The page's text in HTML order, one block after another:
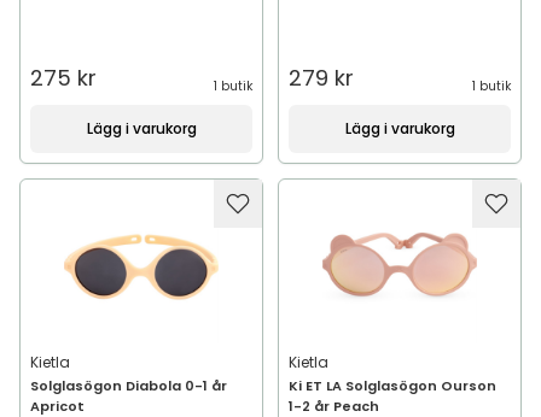
275 kr 1 butik
Lägg i varukorg
279 kr 1 butik
Lägg i varukorg
Kietla
Solglasögon Diabola 0-1 år
Apricot
Kietla
Ki ET LA Solglasögon Ourson
1-2 år Peach